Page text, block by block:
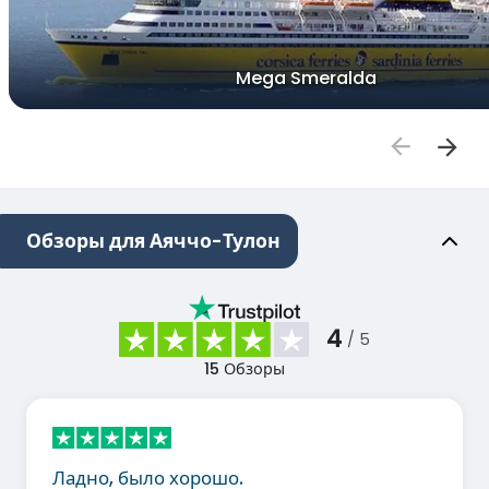
Mega Smeralda
Обзоры для Аяччо-Тулон
4 / 5
15 Обзоры
Ладно, было хорошо.